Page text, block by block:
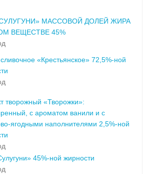
МАССОВОЙ ДОЛЕЙ ЖИРА
ВЕЩЕСТВЕ 45%
«Крестьянское» 72,5%-ной
творожный «Творожки»:
с ароматом ванили и с
ягодными наполнителями 2,5%-ной
45%-ной жирности